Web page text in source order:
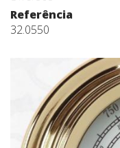
Referência
32.0550